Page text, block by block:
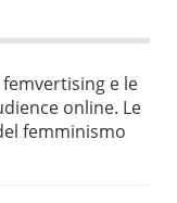
e le
online. Le
femminismo